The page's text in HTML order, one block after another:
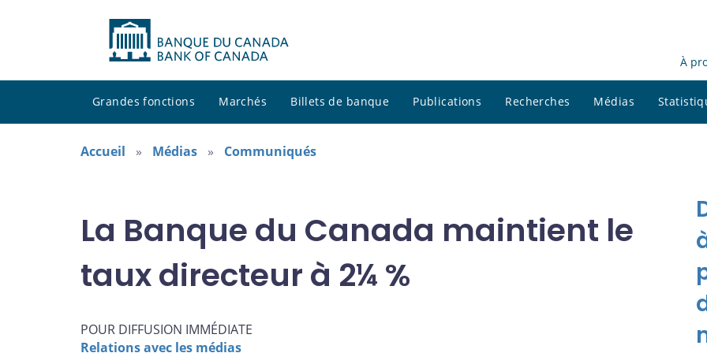
À
Grandes fonctions Marchés Billets de banque Publications Recherches Médias
Accueil Médias Communiqués
La Banque du Canada maintient le
taux directeur à 2¼ %
POUR DIFFUSION IMMÉDIATE
Relations avec les médias